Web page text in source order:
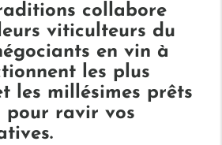
collabore
viticulteurs du
en vin à
les plus
les millésimes prêts
pour ravir vos